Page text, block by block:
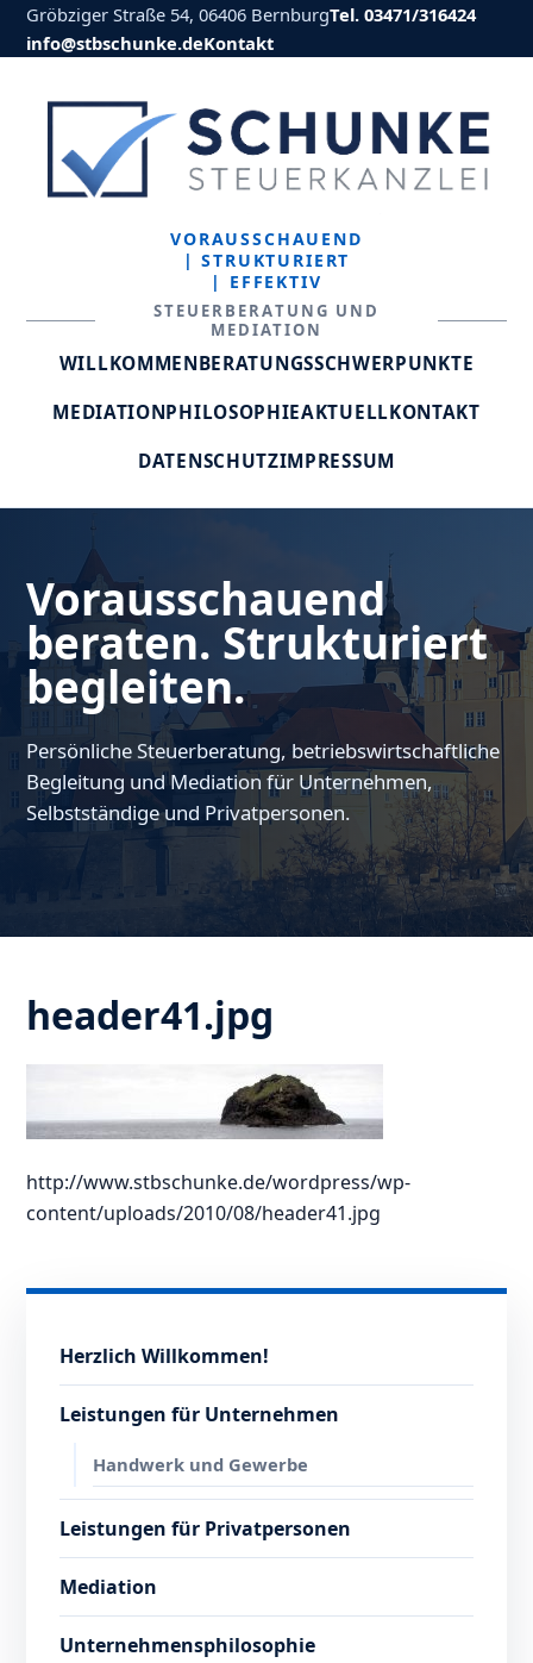
Gröbziger Straße 54, 06406 BernburgTel. 03471/316424
info@stbschunke.deKontakt
VORAUSSCHAUEND
| STRUKTURIERT
| EFFEKTIV
STEUERBERATUNG UND
MEDIATION
WILLKOMMENBERATUNGSSCHWERPUNKTE
MEDIATIONPHILOSOPHIEAKTUELLKONTAKT
DATENSCHUTZIMPRESSUM
Vorausschauend
beraten. Strukturiert
begleiten.
Persönliche Steuerberatung, betriebswirtschaftliche
Begleitung und Mediation für Unternehmen,
Selbstständige und Privatpersonen.
header41.jpg
http://www.stbschunke.de/wordpress/wp-
content/uploads/2010/08/header41.jpg
Herzlich Willkommen!
Leistungen für Unternehmen
Handwerk und Gewerbe
Leistungen für Privatpersonen
Mediation
Unternehmensphilosophie